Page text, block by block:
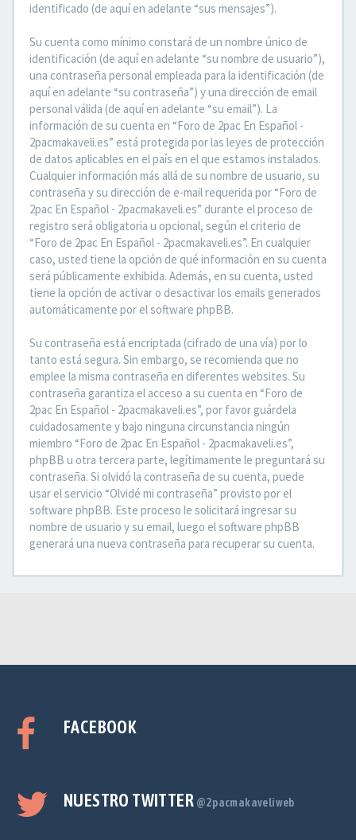
identificado (de aquí en adelante “sus mensajes”).
Su cuenta como mínimo constará de un nombre único de
identificación (de aquí en adelante “su nombre de usuario”),
una contraseña personal empleada para la identificación (de
aquí en adelante “su contraseña”) y una dirección de email
personal válida (de aquí en adelante “su email”). La
información de su cuenta en “Foro de 2pac En Español -
2pacmakaveli.es” está protegida por las leyes de protección
de datos aplicables en el país en el que estamos instalados.
Cualquier información más allá de su nombre de usuario, su
contraseña y su dirección de e-mail requerida por “Foro de
2pac En Español - 2pacmakaveli.es” durante el proceso de
registro será obligatoria u opcional, según el criterio de
“Foro de 2pac En Español - 2pacmakaveli.es”. En cualquier
caso, usted tiene la opción de qué información en su cuenta
será públicamente exhibida. Además, en su cuenta, usted
tiene la opción de activar o desactivar los emails generados
automáticamente por el software phpBB.
Su contraseña está encriptada (cifrado de una vía) por lo
tanto está segura. Sin embargo, se recomienda que no
emplee la misma contraseña en diferentes websites. Su
contraseña garantiza el acceso a su cuenta en “Foro de
2pac En Español - 2pacmakaveli.es”, por favor guárdela
cuidadosamente y bajo ninguna circunstancia ningún
miembro “Foro de 2pac En Español - 2pacmakaveli.es”,
phpBB u otra tercera parte, legítimamente le preguntará su
contraseña. Si olvidó la contraseña de su cuenta, puede
usar el servicio “Olvidé mi contraseña” provisto por el
software phpBB. Este proceso le solicitará ingresar su
nombre de usuario y su email, luego el software phpBB
generará una nueva contraseña para recuperar su cuenta.
FACEBOOK
NUESTRO TWITTER @2pacmakaveliweb